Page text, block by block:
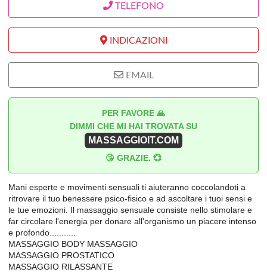
TELEFONO
INDICAZIONI
EMAIL
PER FAVORE 🙏
DIMMI CHE MI HAI TROVATA SU
MASSAGGIOIT.COM
😘 GRAZIE. 💞
Mani esperte e movimenti sensuali ti aiuteranno coccolandoti a
ritrovare il tuo benessere psico-fisico e ad ascoltare i tuoi sensi e
le tue emozioni. Il massaggio sensuale consiste nello stimolare e
far circolare l'energia per donare all'organismo un piacere intenso
e profondo...........
MASSAGGIO BODY MASSAGGIO
MASSAGGIO PROSTATICO
MASSAGGIO RILASSANTE